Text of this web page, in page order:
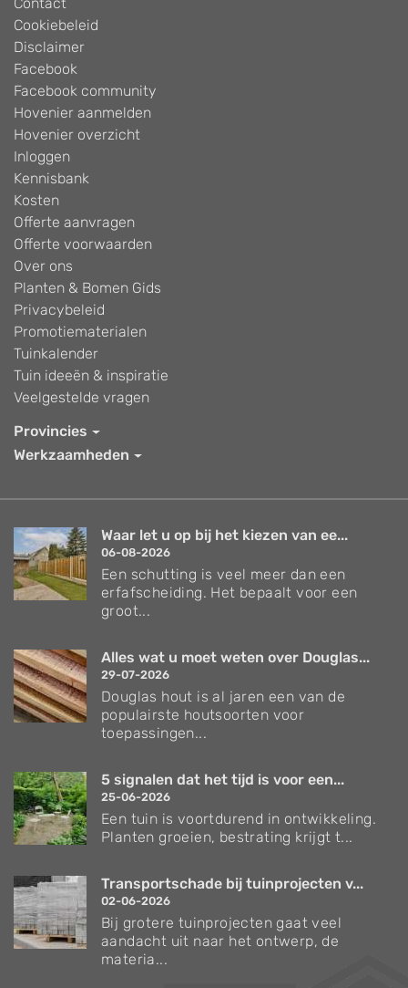
Cookiebeleid
Disclaimer
Facebook
Facebook community
Hovenier aanmelden
Hovenier overzicht
Inloggen
Kennisbank
Kosten
Offerte aanvragen
Offerte voorwaarden
Over ons
Planten & Bomen Gids
Privacybeleid
Promotiematerialen
Tuinkalender
Tuin ideeën & inspiratie
Veelgestelde vragen
Provincies
Werkzaamheden
Waar let u op bij het kiezen van ee...
06-08-2026
Een schutting is veel meer dan een
erfafscheiding. Het bepaalt voor een
groot...
Alles wat u moet weten over Douglas...
29-07-2026
Douglas hout is al jaren een van de
populairste houtsoorten voor
toepassingen...
5 signalen dat het tijd is voor een...
25-06-2026
Een tuin is voortdurend in ontwikkeling.
Planten groeien, bestrating krijgt t...
Transportschade bij tuinprojecten v...
02-06-2026
Bij grotere tuinprojecten gaat veel
aandacht uit naar het ontwerp, de
materia...